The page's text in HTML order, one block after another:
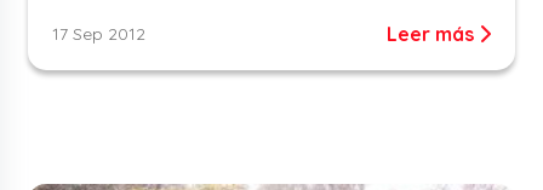
17 Sep 2012 Leer más